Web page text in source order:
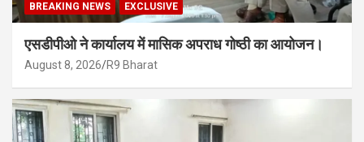
BREAKING NEWS EXCLUSIVE
एसडीपीओ ने कार्यालय में मासिक अपराध गोष्ठी का आयोजन।
August 8, 2026 R9 Bharat